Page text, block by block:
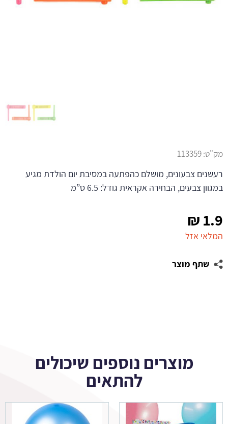
1.9
₪
המלאי אזל
שתף מוצר
מק"ט:113359
רעשנים צבעונים, מושלם כהפתעה במסיבת יום הולדת מגיע
במגוון צבעים, הבחירה אקראית גודל: 6.5 ס”מ
מוצרים נוספים שיכולים
להתאים